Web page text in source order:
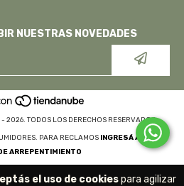
el uso de cookiespara agilizar
NUESTRAS NOVEDADES
2026. TODOS LOS DERECHOS RESERVADOS.
PARA RECLAMOS INGRESÁ ACÁ.
ARREPENTIMIENTO